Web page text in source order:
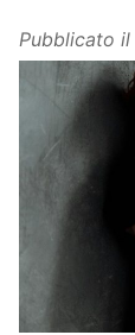
Pubblicato il